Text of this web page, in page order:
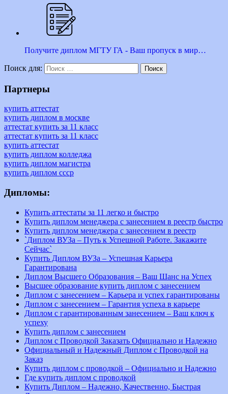
Получите диплом МГТУ ГА - Ваш пропуск в мир…
Поиск для: Поиск
Партнеры
купить аттестат
купить диплом в москве
аттестат купить за 11 класс
аттестат купить за 11 класс
купить аттестат
купить диплом колледжа
купить диплом магистра
купить диплом ссср
Дипломы:
Купить аттестаты за 11 легко и быстро
Купить диплом менеджера с занесением в реестр быстро
Купить диплом менеджера с занесением в реестр
`Диплом ВУЗа – Путь к Успешной Работе. Закажите
Сейчас`
Купить Диплом ВУЗа – Успешная Карьера
Гарантирована
Диплом Высшего Образования – Ваш Шанс на Успех
Высшее образование купить диплом с занесением
Диплом с занесением – Карьера и успех гарантированы
Диплом с занесением – Гарантия успеха в карьере
Диплом с гарантированным занесением – Ваш ключ к
успеху
Купить диплом с занесением
Диплом с Проводкой Заказать Официально и Надежно
Официальный и Надежный Диплом с Проводкой на
Заказ
Купить диплом с проводкой – Официально и Надежно
Где купить диплом с проводкой
Купить Диплом – Надежно, Качественно, Быстрая